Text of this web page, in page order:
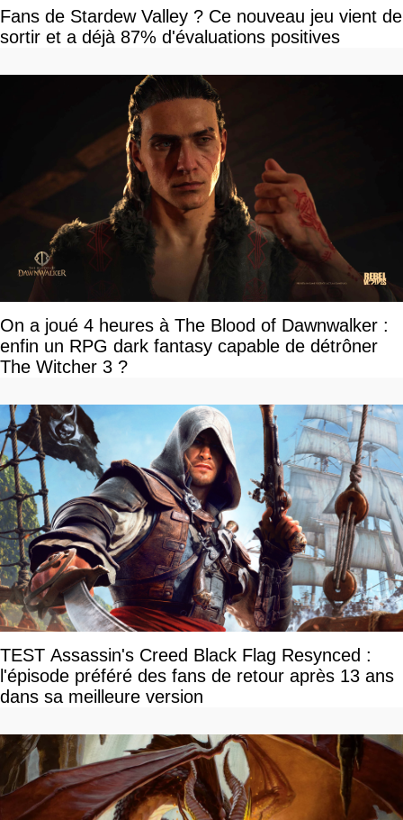
Fans de Stardew Valley ? Ce nouveau jeu vient de
sortir et a déjà 87% d'évaluations positives
On a joué 4 heures à The Blood of Dawnwalker :
enfin un RPG dark fantasy capable de détrôner
The Witcher 3 ?
TEST Assassin's Creed Black Flag Resynced :
l'épisode préféré des fans de retour après 13 ans
dans sa meilleure version